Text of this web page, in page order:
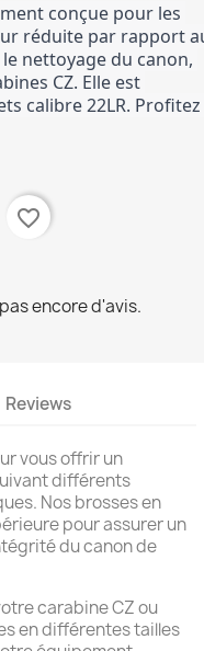
conçue pour les
réduite par rapport
nettoyage du canon,
CZ. Elle est
calibre 22LR.
favorite_border
encore d'avis.
Reviews
vous offrir un
différents
Nos brosses en
pour assurer un
du canon de
carabine CZ ou
en différentes tailles